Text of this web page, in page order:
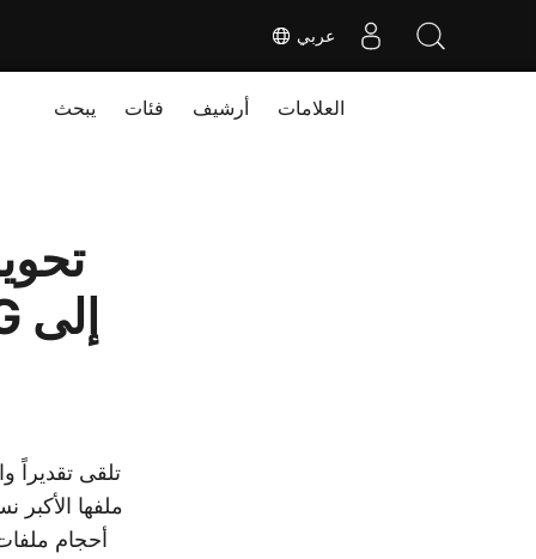
عربي
يبحث فئات أرشيف العلامات
ملفها